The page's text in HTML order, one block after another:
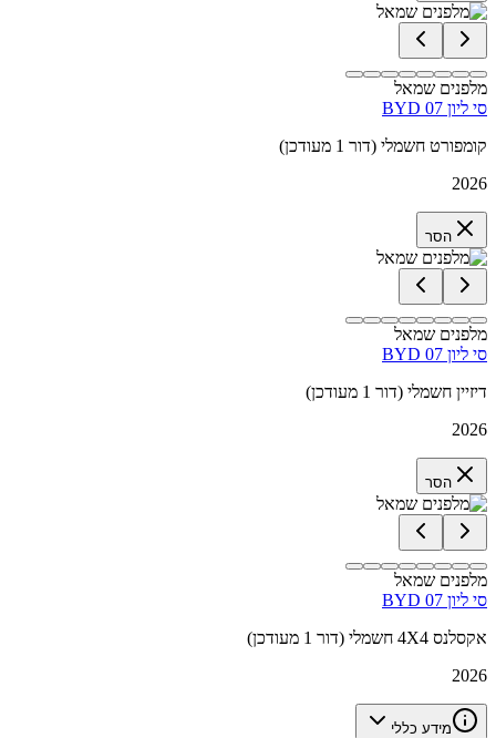
מלפנים שמאל
BYD סי ליון 07
קומפורט חשמלי (דור 1 מעודכן)
2026
הסר
מלפנים שמאל
BYD סי ליון 07
דיזיין חשמלי (דור 1 מעודכן)
2026
הסר
מלפנים שמאל
BYD סי ליון 07
אקסלנס 4X4 חשמלי (דור 1 מעודכן)
2026
מידע כללי